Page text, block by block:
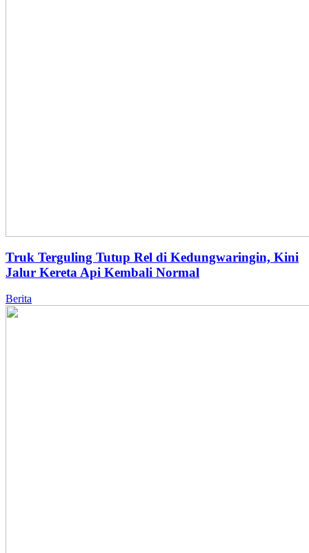
Truk Terguling Tutup Rel di Kedungwaringin, Kini
Jalur Kereta Api Kembali Normal
Berita